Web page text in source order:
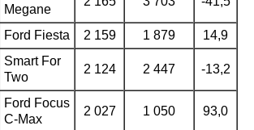
Megane
Ford Fiesta 2 159 1 879 14,9
Smart For
Two
2 124 2 447 -13,2
Ford Focus
C-Max
2 027 1 050 93,0